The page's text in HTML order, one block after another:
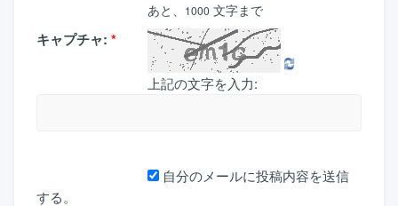
あと、 1000 文字まで
キャプチャ: *
上記の文字を入力:
自分のメールに投稿内容を送信
する。